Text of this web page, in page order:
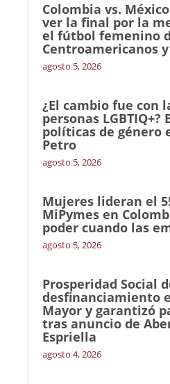
Colombia vs.
ver la final por la
el fútbol femenino
Centroamericanos
agosto 5, 2026
¿El cambio fue con
personas LGBTIQ+?
políticas de género
Petro
agosto 5, 2026
Mujeres lideran el
MiPymes en
poder cuando las
agosto 5, 2026
Prosperidad Social
desfinanciamiento
Mayor y garantizó
tras anuncio de
Espriella
agosto 4, 2026